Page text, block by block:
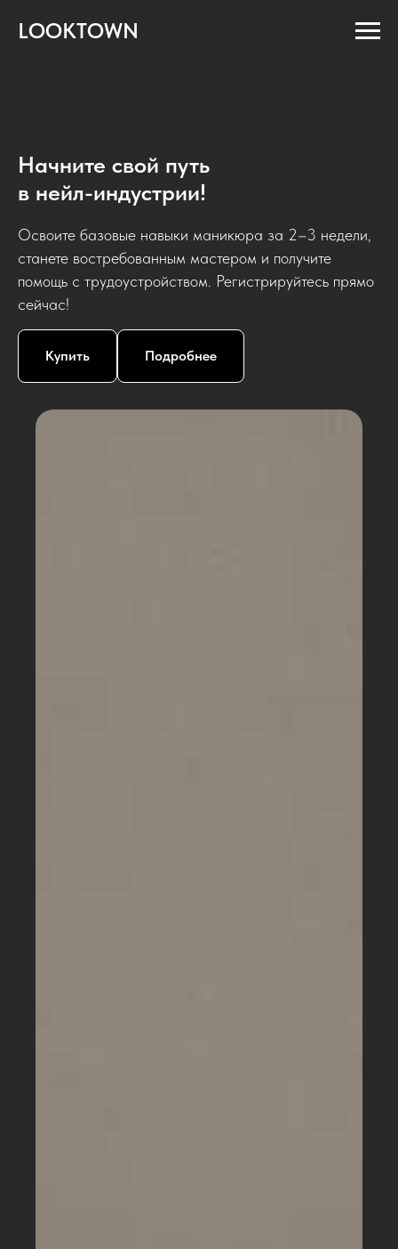
LOOKTOWN
Начните свой путь
в нейл-индустрии!
Освоите базовые навыки маникюра за 2–3 недели,
станете востребованным мастером и получите
помощь с трудоустройством. Регистрируйтесь прямо
сейчас!
Купить Подробнее